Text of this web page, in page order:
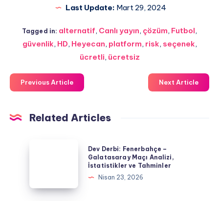
Last Update: Mart 29, 2024
Tagged in: alternatif, Canlı yayın, çözüm, Futbol,
güvenlik, HD, Heyecan, platform, risk, seçenek,
ücretli, ücretsiz
Previous Article Next Article
Related Articles
Galatasaray
Dev Derbi: Fenerbahçe –
Galatasaray Maçı Analizi,
İstatistikler ve Tahminler
Nisan 23, 2026